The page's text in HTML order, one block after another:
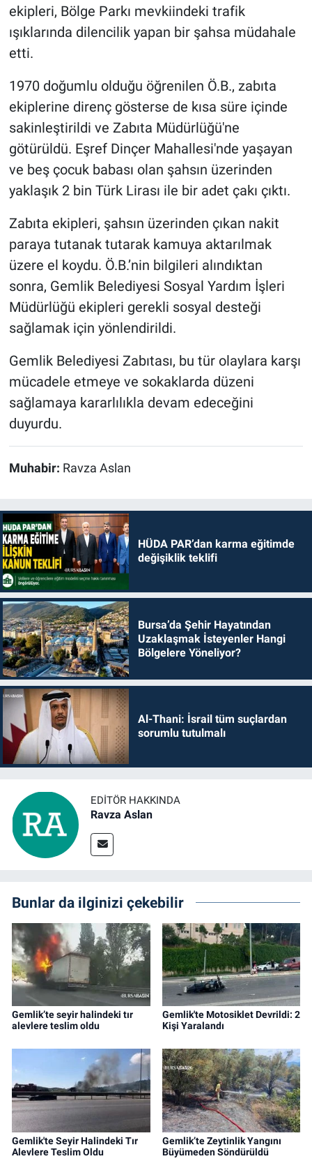
ekipleri, Bölge Parkı mevkiindeki trafik
ışıklarında dilencilik yapan bir şahsa müdahale
etti.
1970 doğumlu olduğu öğrenilen Ö.B., zabıta
ekiplerine direnç gösterse de kısa süre içinde
sakinleştirildi ve Zabıta Müdürlüğü'ne
götürüldü. Eşref Dinçer Mahallesi'nde yaşayan
ve beş çocuk babası olan şahsın üzerinden
yaklaşık 2 bin Türk Lirası ile bir adet çakı çıktı.
Zabıta ekipleri, şahsın üzerinden çıkan nakit
paraya tutanak tutarak kamuya aktarılmak
üzere el koydu. Ö.B.’nin bilgileri alındıktan
sonra, Gemlik Belediyesi Sosyal Yardım İşleri
Müdürlüğü ekipleri gerekli sosyal desteği
sağlamak için yönlendirildi.
Gemlik Belediyesi Zabıtası, bu tür olaylara karşı
mücadele etmeye ve sokaklarda düzeni
sağlamaya kararlılıkla devam edeceğini
duyurdu.
Muhabir: Ravza Aslan
HÜDA PAR’dan karma eğitimde
değişiklik teklifi
Bursa’da Şehir Hayatından
Uzaklaşmak İsteyenler Hangi
Bölgelere Yöneliyor?
Al-Thani: İsrail tüm suçlardan
sorumlu tutulmalı
EDITÖR HAKKINDA
Ravza Aslan
Bunlar da ilginizi çekebilir
Gemlik’te seyir halindeki tır
alevlere teslim oldu
Gemlik'te Motosiklet Devrildi: 2
Kişi Yaralandı
Gemlik'te Seyir Halindeki Tır
Alevlere Teslim Oldu
Gemlik’te Zeytinlik Yangını
Büyümeden Söndürüldü